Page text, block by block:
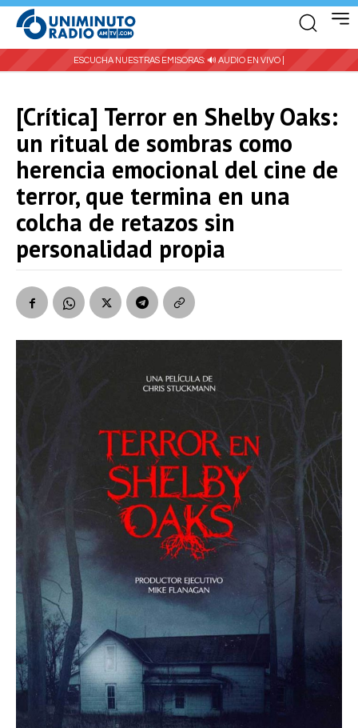
ESCUCHA NUESTRAS EMISORAS: 🔊 AUDIO EN VIVO |
[Crítica] Terror en Shelby Oaks:
un ritual de sombras como
herencia emocional del cine de
terror, que termina en una
colcha de retazos sin
personalidad propia